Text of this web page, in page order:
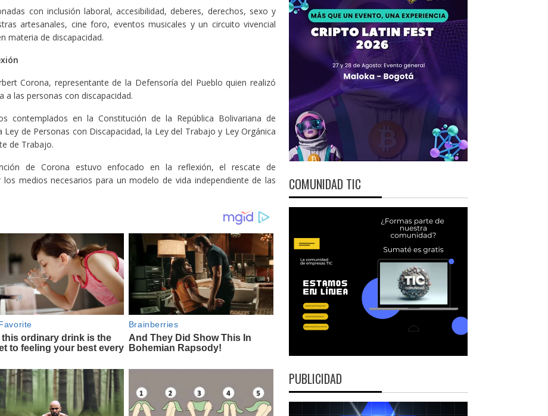
con inclusión laboral, accesibilidad, deberes, derechos, sexo y
artesanales, cine foro, eventos musicales y un circuito vivencial
materia de discapacidad.
Corona, representante de la Defensoría del Pueblo quien realizó
a las personas con discapacidad.
contemplados en la Constitución de la República Bolivariana de
de Personas con Discapacidad, la Ley del Trabajo y Ley Orgánica
de Trabajo.
de Corona estuvo enfocado en la reflexión, el rescate de
medios necesarios para un modelo de vida independiente de las
COMUNIDAD TIC
PUBLICIDAD